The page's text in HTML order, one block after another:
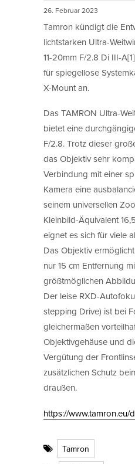
26. Februar 2023
Tamron kündigt die
lichtstarken Ultra-
11-20mm F/2.8 Di III-
für spiegellose
X-Mount an.
Das TAMRON Ultra-
bietet eine
F/2.8. Trotz dieser
das Objektiv sehr
Verbindung mit einer
Kamera eine
seinem universellen
Kleinbild-Äquivalent
eignet es sich für viele
Das Objektiv
nur 15 cm Entfernung
größtmöglichen
Der leise RXD-
stepping Drive) ist bei
gleichermaßen
Objektivgehäuse und
Vergütung der
zusätzlichen Schutz
draußen.
https://www.tamron.eu/
Tamron